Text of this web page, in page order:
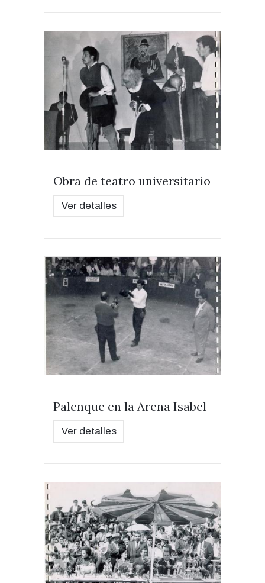
Obra de teatro universitario
Ver detalles
Palenque en la Arena Isabel
Ver detalles